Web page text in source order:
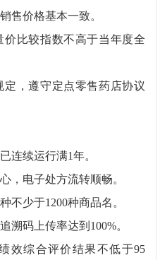
售价格基本一致。
价比较指数不高于当年度全
，遵守定点零售药店协议
连续运行满1年。
，电子处方流转顺畅。
不少于1200种商品名。
溯码上传率达到 100%。
效综合评价结果不低于95